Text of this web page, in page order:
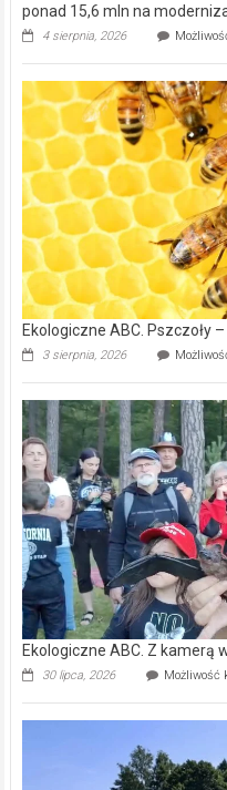
ponad 15,6 mln na
4 sierpnia, 2026
Ekologiczne ABC. Pszczoły
3 sierpnia, 2026
Ekologiczne ABC. Z kamerą
30 lipca, 2026 Możliwość